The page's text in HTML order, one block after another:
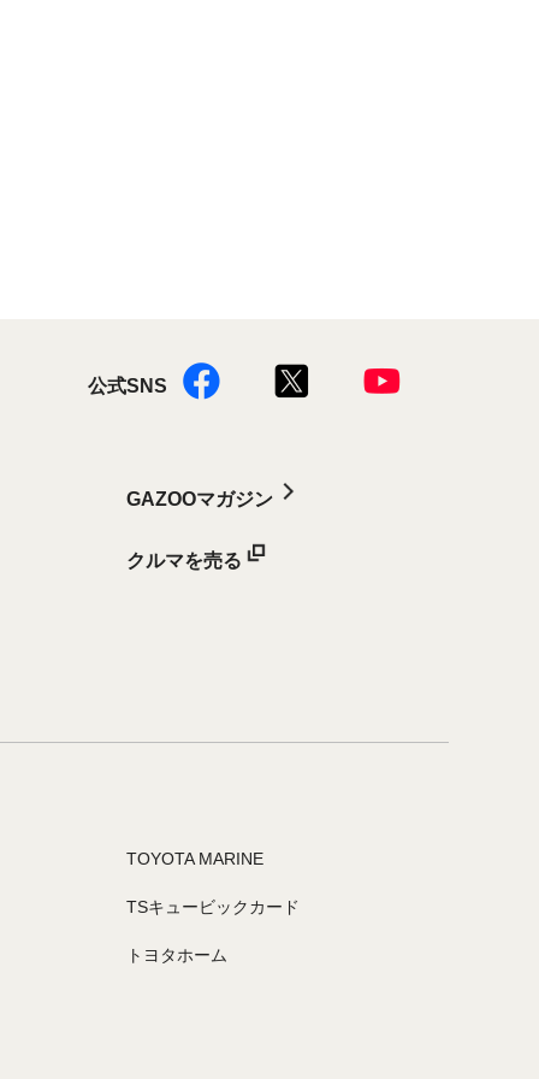
公式SNS
GAZOOマガジン
クルマを売る
TOYOTA MARINE
TSキュービックカード
トヨタホーム